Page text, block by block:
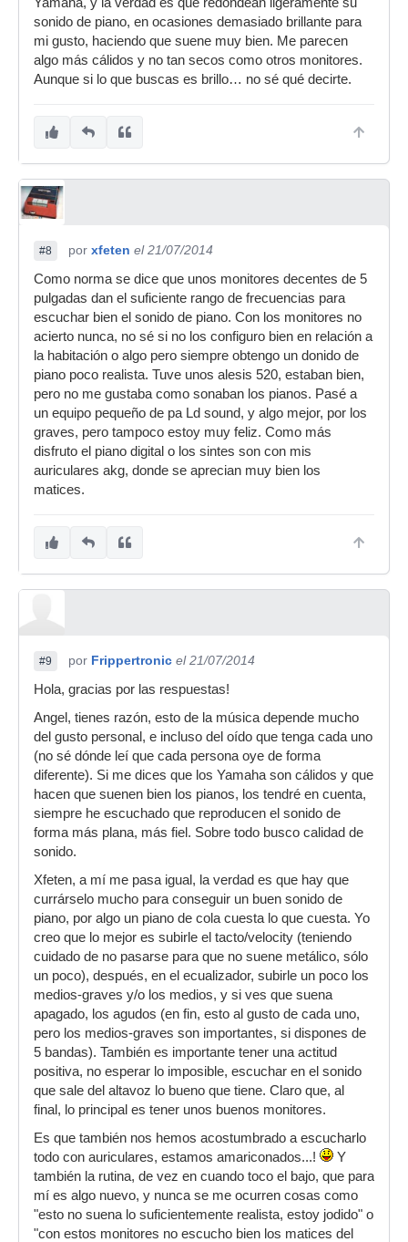
sonido de piano, en ocasiones demasiado brillante para
mi gusto, haciendo que suene muy bien. Me parecen
algo más cálidos y no tan secos como otros monitores.
Aunque si lo que buscas es brillo… no sé qué decirte.
#8 por xfeten el 21/07/2014
Como norma se dice que unos monitores decentes de 5
pulgadas dan el suficiente rango de frecuencias para
escuchar bien el sonido de piano. Con los monitores no
acierto nunca, no sé si no los configuro bien en relación a
la habitación o algo pero siempre obtengo un donido de
piano poco realista. Tuve unos alesis 520, estaban bien,
pero no me gustaba como sonaban los pianos. Pasé a
un equipo pequeño de pa Ld sound, y algo mejor, por los
graves, pero tampoco estoy muy feliz. Como más
disfruto el piano digital o los sintes son con mis
auriculares akg, donde se aprecian muy bien los
matices.
#9 por Frippertronic el 21/07/2014
Hola, gracias por las respuestas!
Angel, tienes razón, esto de la música depende mucho
del gusto personal, e incluso del oído que tenga cada uno
(no sé dónde leí que cada persona oye de forma
diferente). Si me dices que los Yamaha son cálidos y que
hacen que suenen bien los pianos, los tendré en cuenta,
siempre he escuchado que reproducen el sonido de
forma más plana, más fiel. Sobre todo busco calidad de
sonido.
Xfeten, a mí me pasa igual, la verdad es que hay que
currárselo mucho para conseguir un buen sonido de
piano, por algo un piano de cola cuesta lo que cuesta. Yo
creo que lo mejor es subirle el tacto/velocity (teniendo
cuidado de no pasarse para que no suene metálico, sólo
un poco), después, en el ecualizador, subirle un poco los
medios-graves y/o los medios, y si ves que suena
apagado, los agudos (en fin, esto al gusto de cada uno,
pero los medios-graves son importantes, si dispones de
5 bandas). También es importante tener una actitud
positiva, no esperar lo imposible, escuchar en el sonido
que sale del altavoz lo bueno que tiene. Claro que, al
final, lo principal es tener unos buenos monitores.
Es que también nos hemos acostumbrado a escucharlo
todo con auriculares, estamos amariconados...!
Y
también la rutina, de vez en cuando toco el bajo, que para
mí es algo nuevo, y nunca se me ocurren cosas como
"esto no suena lo suficientemente realista, estoy jodido" o
"con estos monitores no escucho bien los matices del